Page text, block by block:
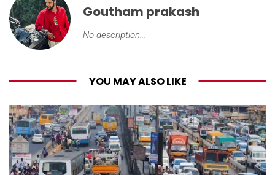
Goutham prakash
No description...
YOU MAY ALSO LIKE